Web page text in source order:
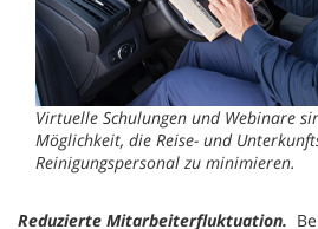
Virtuelle Schulungen und Webinare
Möglichkeit, die Reise- und
Reinigungspersonal zu minimieren.
Reduzierte Mitarbeiterfluktuation.